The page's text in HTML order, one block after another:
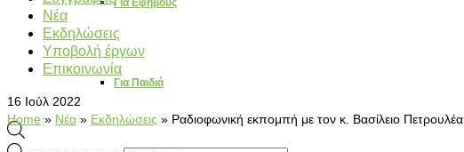
Για Εφήβους
Για Παιδιά
Νέα
Εκδηλώσεις
Υποβολή έργων
Επικοινωνία
16 Ιούλ 2022
Home » Νέα » Εκδηλώσεις » Ραδιοφωνική εκπομπή με τον κ. Βασίλειο Πετρουλέα